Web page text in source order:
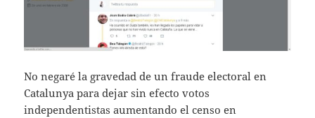
No negaré la gravedad de un fraude electoral en
Catalunya para dejar sin efecto votos
independentistas aumentando el censo en